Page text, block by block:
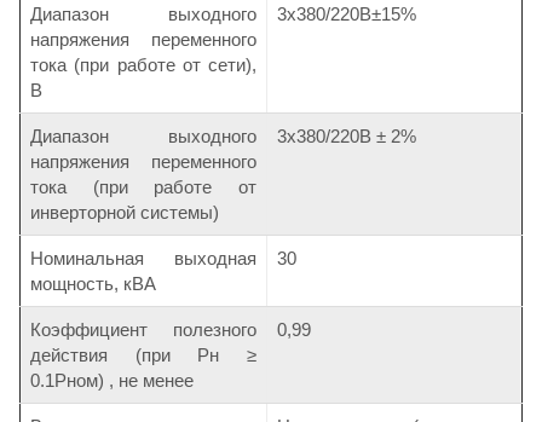
Диапазон выходного
напряжения переменного
тока (при работе от сети),
В
3х380/220В±15%
Диапазон выходного
напряжения переменного
тока (при работе от
инверторной системы)
3х380/220В ± 2%
Номинальная выходная
мощность, кВА
30
Коэффициент полезного
действия (при Pн ≥
0.1Pном) , не менее
0,99